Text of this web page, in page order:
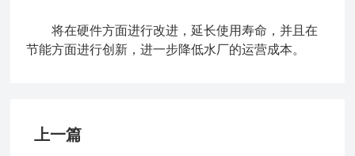
将在硬件方面进行改进，延长使用寿命，并且在
节能方面进行创新，进一步降低水厂的运营成本。
上一篇